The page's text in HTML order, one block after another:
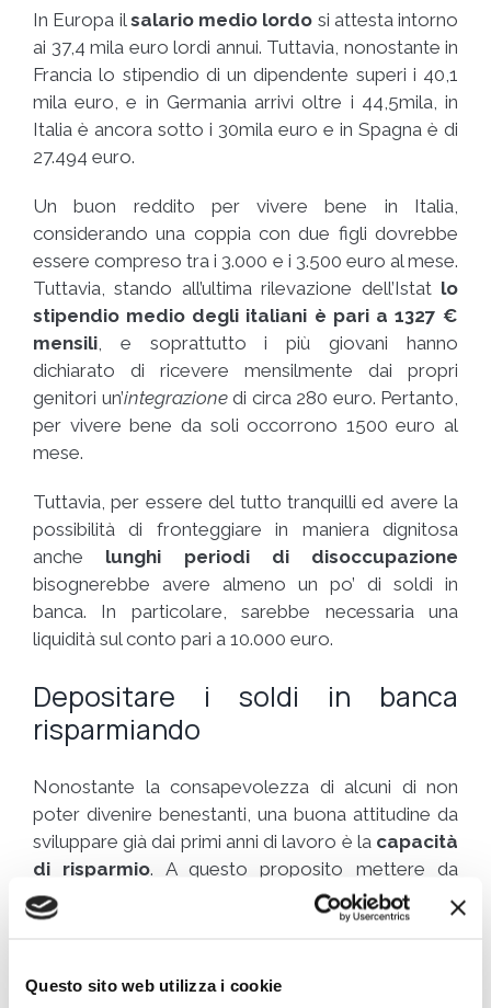
Questo sito web utilizza i cookie
In Europa il salario medio lordo si attesta intorno
ai 37,4 mila euro lordi annui. Tuttavia, nonostante in
Francia lo stipendio di un dipendente superi i 40,1
mila euro, e in Germania arrivi oltre i 44,5mila, in
Italia è ancora sotto i 30mila euro e in Spagna è di
27.494 euro.
Un buon reddito per vivere bene in Italia,
considerando una coppia con due figli dovrebbe
essere compreso tra i 3.000 e i 3.500 euro al mese.
Tuttavia, stando all’ultima rilevazione dell’Istat lo
stipendio medio degli italiani è pari a 1327 €
mensili , e soprattutto i più giovani hanno
dichiarato di ricevere mensilmente dai propri
genitori un’integrazionedi circa 280 euro. Pertanto,
per vivere bene da soli occorrono 1500 euro al
mese.
Tuttavia, per essere del tutto tranquilli ed avere la
possibilità di fronteggiare in maniera dignitosa
anche lunghi periodi di disoccupazione
bisognerebbe avere almeno un po’ di soldi in
banca. In particolare, sarebbe necessaria una
liquidità sul conto pari a 10.000 euro.
Depositare i soldi in banca
risparmiando
Nonostante la consapevolezza di alcuni di non
poter divenire benestanti, una buona attitudine da
sviluppare già dai primi anni di lavoro è la capacità
di risparmio. A questo proposito mettere da
parte il 20% del proprio stipendio con regolarità è
fondamentale per crearsi un fondo personale da
emergenza, o utile ad aprire un contratto di mutuo.